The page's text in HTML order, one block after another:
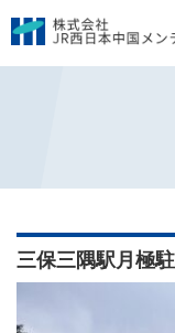
トップページ 月極駐
三保三隅駅月極